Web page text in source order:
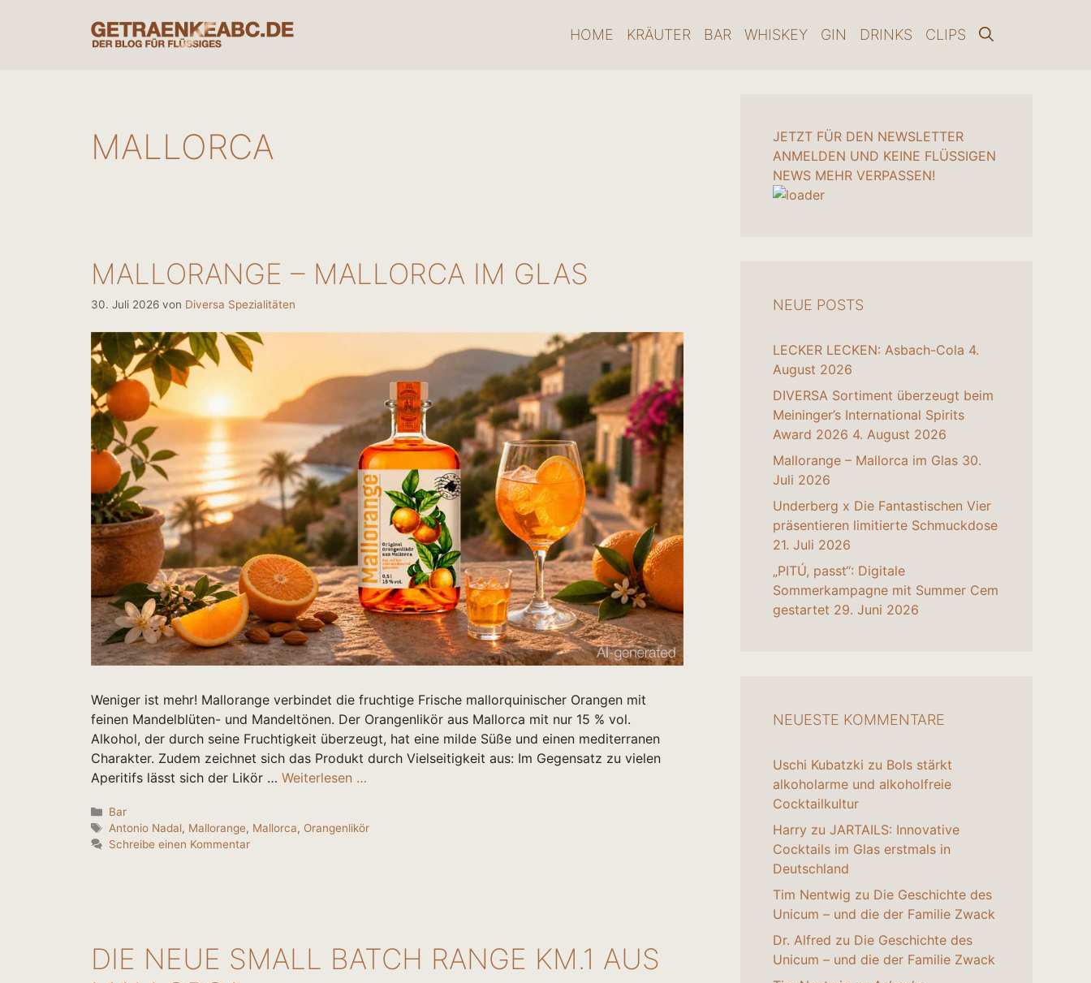
HOME KRÄUTER BAR WHISKEY GIN DRINKS CLIPS
MALLORCA
MALLORANGE – MALLORCA IM GLAS
30. Juli 2026 von Diversa Spezialitäten
Weniger ist mehr! Mallorange verbindet die fruchtige Frische mallorquinischer Orangen mit
feinen Mandelblüten- und Mandeltönen. Der Orangenlikör aus Mallorca mit nur 15 % vol.
Alkohol, der durch seine Fruchtigkeit überzeugt, hat eine milde Süße und einen mediterranen
Charakter. Zudem zeichnet sich das Produkt durch Vielseitigkeit aus: Im Gegensatz zu vielen
Aperitifs lässt sich der Likör … Weiterlesen …
Kategorien
Bar
Schlagwörter
Antonio Nadal, Mallorange, Mallorca, Orangenlikör
Schreibe einen Kommentar
DIE NEUE SMALL BATCH RANGE KM.1 AUS
JETZT FÜR DEN NEWSLETTER
ANMELDEN UND KEINE FLÜSSIGEN
NEWS MEHR VERPASSEN!
NEUE POSTS
LECKER LECKEN: Asbach-Cola 4.
August 2026
DIVERSA Sortiment überzeugt beim
Meininger’s International Spirits
Award 2026 4. August 2026
Mallorange – Mallorca im Glas 30.
Juli 2026
Underberg x Die Fantastischen Vier
präsentieren limitierte Schmuckdose
21. Juli 2026
„PITÚ, passt“: Digitale
Sommerkampagne mit Summer Cem
gestartet 29. Juni 2026
NEUESTE KOMMENTARE
Uschi Kubatzki zu Bols stärkt
alkoholarme und alkoholfreie
Cocktailkultur
Harry zu JARTAILS: Innovative
Cocktails im Glas erstmals in
Deutschland
Tim Nentwig zu Die Geschichte des
Unicum – und die der Familie Zwack
Dr. Alfred zu Die Geschichte des
Unicum – und die der Familie Zwack